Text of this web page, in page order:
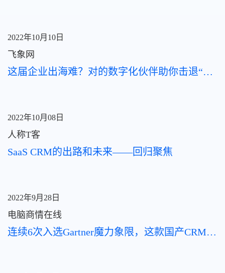
决策智慧留给人类。AI落地的终点不是更复杂的系统，
而是更简单的操作。当企业不再感知AI的存在，却处处
2022年10月10日
飞象网
这届企业出海难？对的数字化伙伴助你击退“拦路虎”
2022年10月08日
人称T客
SaaS CRM的出路和未来——回归聚焦
2022年9月28日
电脑商情在线
连续6次入选Gartner魔力象限，这款国产CRM是真的6